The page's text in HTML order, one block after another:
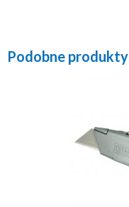
Podobne produkty